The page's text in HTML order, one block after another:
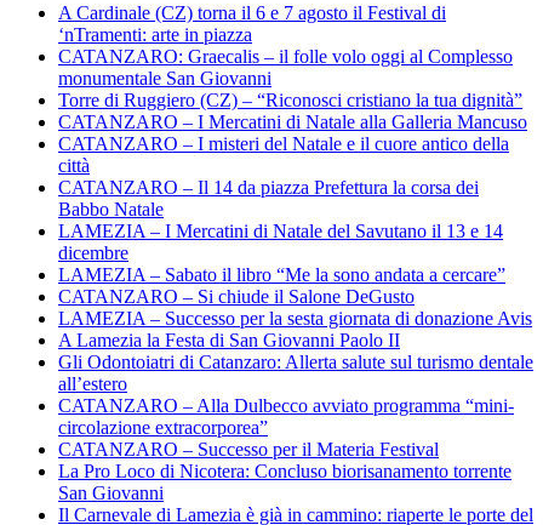
A Cardinale (CZ) torna il 6 e 7 agosto il Festival di
‘nTramenti: arte in piazza
CATANZARO: Graecalis – il folle volo oggi al Complesso
monumentale San Giovanni
Torre di Ruggiero (CZ) – “Riconosci cristiano la tua dignità”
CATANZARO – I Mercatini di Natale alla Galleria Mancuso
CATANZARO – I misteri del Natale e il cuore antico della
città
CATANZARO – Il 14 da piazza Prefettura la corsa dei
Babbo Natale
LAMEZIA – I Mercatini di Natale del Savutano il 13 e 14
dicembre
LAMEZIA – Sabato il libro “Me la sono andata a cercare”
CATANZARO – Si chiude il Salone DeGusto
LAMEZIA – Successo per la sesta giornata di donazione Avis
A Lamezia la Festa di San Giovanni Paolo II
Gli Odontoiatri di Catanzaro: Allerta salute sul turismo dentale
all’estero
CATANZARO – Alla Dulbecco avviato programma “mini-
circolazione extracorporea”
CATANZARO – Successo per il Materia Festival
La Pro Loco di Nicotera: Concluso biorisanamento torrente
San Giovanni
Il Carnevale di Lamezia è già in cammino: riaperte le porte del